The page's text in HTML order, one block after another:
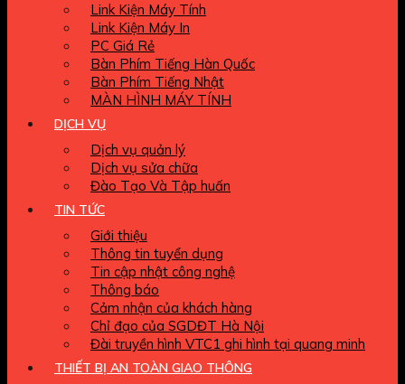
Link Kiện Máy Tính
Link Kiện Máy In
PC Giá Rẻ
Bàn Phím Tiếng Hàn Quốc
Bàn Phím Tiếng Nhật
MÀN HÌNH MÁY TÍNH
DỊCH VỤ
Dịch vụ quản lý
Dịch vụ sửa chữa
Đào Tạo Và Tập huấn
TIN TỨC
Giới thiệu
Thông tin tuyển dụng
Tin cập nhật công nghệ
Thông báo
Cảm nhận của khách hàng
Chỉ đạo của SGDĐT Hà Nội
Đài truyền hình VTC1 ghi hình tại quang minh
THIẾT BỊ AN TOÀN GIAO THÔNG